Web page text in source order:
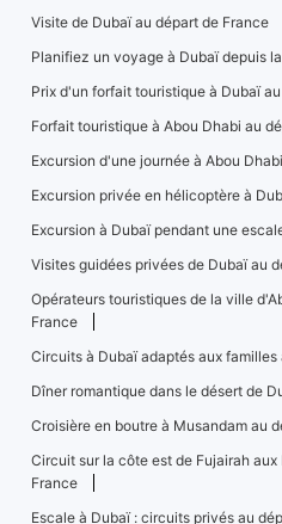
Visite de Dubaï au départ de France
Planifiez un voyage à Dubaï depuis
Prix ​​d'un forfait touristique à Dubaï
Forfait touristique à Abou Dhabi au
Excursion d'une journée à Abou
Excursion privée en hélicoptère à
Excursion à Dubaï pendant une
Visites guidées privées de Dubaï au
Opérateurs touristiques de la ville
France
Circuits à Dubaï adaptés aux
Dîner romantique dans le désert de
Croisière en boutre à Musandam au
Circuit sur la côte est de Fujairah
France
Escale à Dubaï : circuits privés au